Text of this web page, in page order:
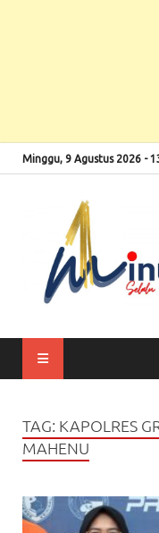
Minggu, 9 Agustus 2026 -
TAG: KAPOLRES
MAHENU